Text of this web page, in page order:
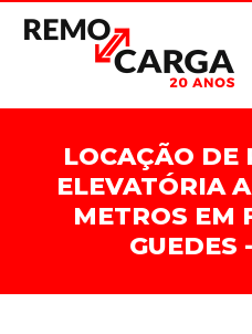
LOCAÇÃO DE
ELEVATÓRIA
METROS EM
GUEDES